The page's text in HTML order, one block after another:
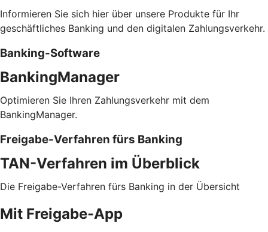
Informieren Sie sich hier über unsere Produkte für Ihr
geschäftliches Banking und den digitalen Zahlungsverkehr.
Banking-Software
BankingManager
Optimieren Sie Ihren Zahlungsverkehr mit dem
BankingManager.
Freigabe-Verfahren fürs Banking
TAN-Verfahren im Überblick
Die Freigabe-Verfahren fürs Banking in der Übersicht
Mit Freigabe-App